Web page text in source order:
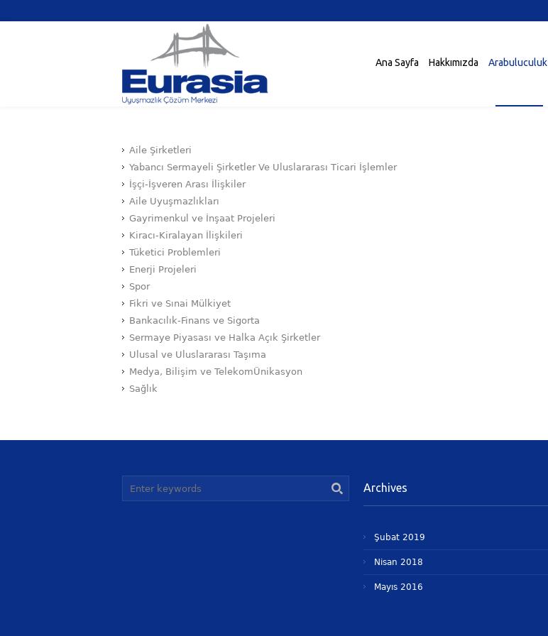
Ana Sayfa Hakkımızda Arabuluculuk
Aile Şirketleri
Yabancı Sermayeli Şirketler Ve Uluslararası Ticari İşlemler
İşçi-İşveren Arası İlişkiler
Aile Uyuşmazlıkları
Gayrimenkul ve İnşaat Projeleri
Kiracı-Kiralayan İlişkileri
Tüketici Problemleri
Enerji Projeleri
Spor
Fikri ve Sınai Mülkiyet
Bankacılık-Finans ve Sigorta
Sermaye Piyasası ve Halka Açık Şirketler
Ulusal ve Uluslararası Taşıma
Medya, Bilişim ve TelekomÜnikasyon
Sağlık
Archives
Şubat 2019
Nisan 2018
Mayıs 2016